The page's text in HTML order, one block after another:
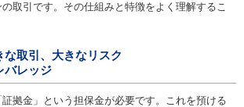
ス教育について
取引です。その仕組みと特徴をよく理解するこ
取引、大きなリスク
バレッジ
拠金」という担保金が必要です。これを預ける